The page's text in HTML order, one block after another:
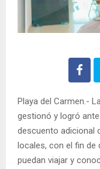
Playa del Carmen.-
gestionó y logró
descuento adicional
locales, con el fin de
puedan viajar y